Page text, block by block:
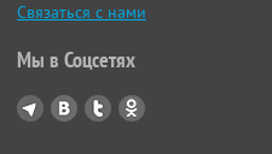
Связаться с нами
Мы в Соцсетях